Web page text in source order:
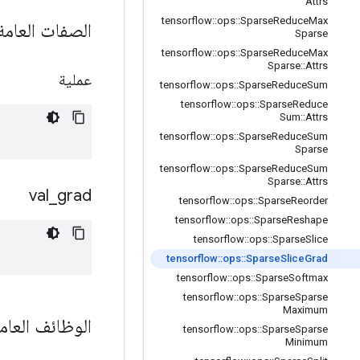
tensorflow::ops::SparseReduceMax
Sparse
tensorflow::ops::SparseReduceMax
Sparse::Attrs
tensorflow::ops::SparseReduceSum
tensorflow::ops::SparseReduce
Sum::Attrs
tensorflow::ops::SparseReduceSum
Sparse
tensorflow::ops::SparseReduceSum
Sparse::Attrs
tensorflow::ops::SparseReorder
tensorflow::ops::SparseReshape
tensorflow::ops::SparseSlice
tensorflow::ops::SparseSliceGrad
tensorflow::ops::SparseSoftmax
tensorflow::ops::SparseSparse
Maximum
tensorflow::ops::SparseSparse
Minimum
الصفات
عملية
val grad
الوظائف